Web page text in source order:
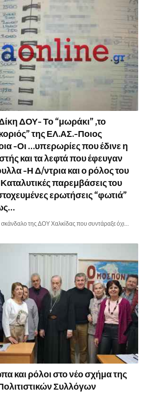
ΔΟΥ- Το “μωράκι” ,το
της ΕΛ.ΑΣ.-Ποιος
-Οι …υπερωρίες που έδινε η
και τα λεφτά που έφευγαν
-Η Δ/ντρια και ο ρόλος του
παρεμβάσεις του
ερωτήσεις “φωτιά”
σκάνδαλο της ΔΟΥ Χαλκίδας που συντάραξε όχι…
και ρόλοι στο νέο σχήμα της
Συλλόγων